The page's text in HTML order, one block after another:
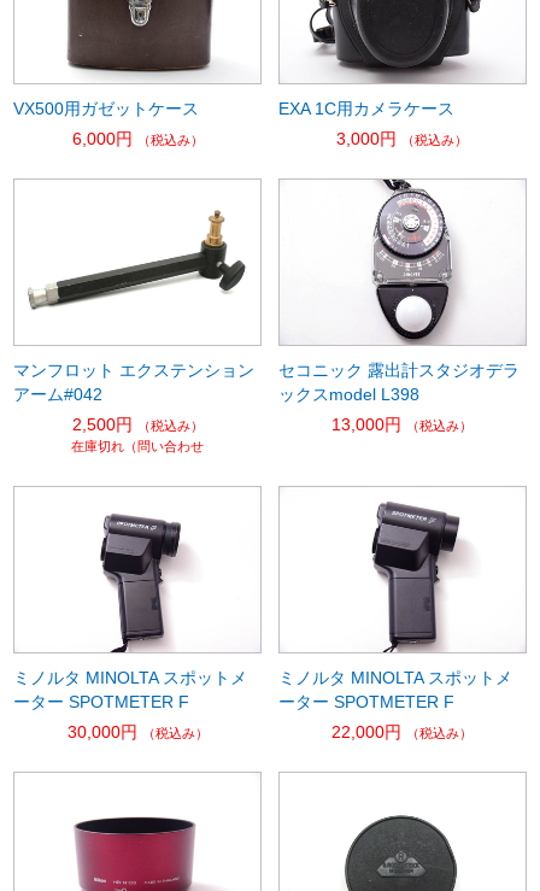
VX500用ガゼットケース
6,000円
（税込み）
EXA 1C用カメラケース
3,000円
（税込み）
マンフロット エクステンション
アーム#042
2,500円
（税込み）
在庫切れ（問い合わせ
セコニック 露出計スタジオデラ
ックスmodel L398
13,000円
（税込み）
ミノルタ MINOLTA スポットメ
ーター SPOTMETER F
30,000円
（税込み）
ミノルタ MINOLTA スポットメ
ーター SPOTMETER F
22,000円
（税込み）